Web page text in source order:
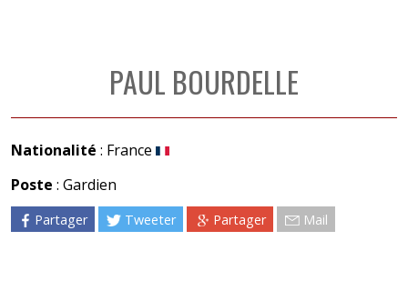
PAUL BOURDELLE
Nationalité : France
Poste : Gardien
Partager Tweeter Partager Mail